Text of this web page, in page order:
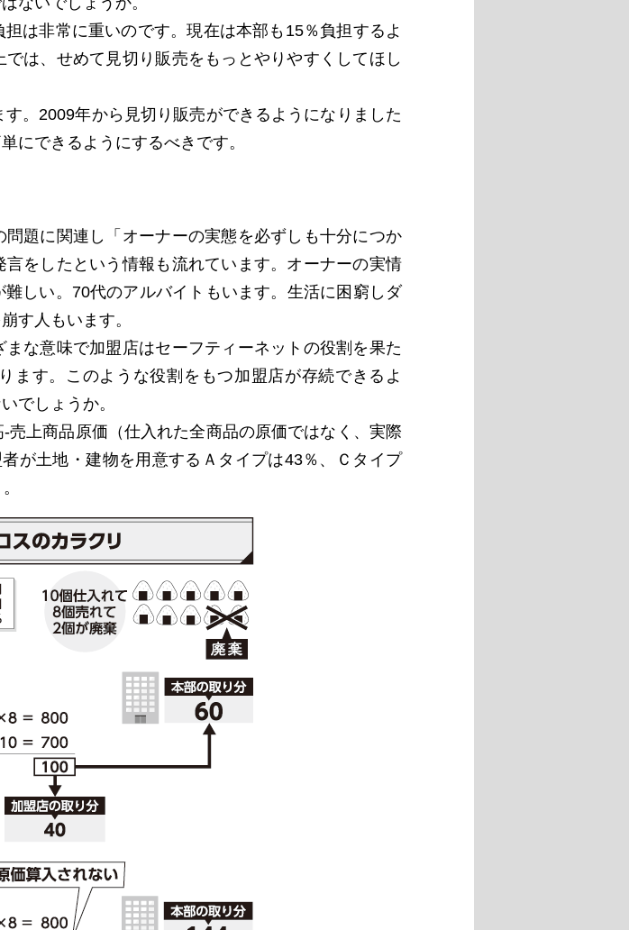
は非常に重いのです。現在は本部も15％負担するよ
は、せめて見切り販売をもっとやりやすくしてほし
。2009年から見切り販売ができるようになりました
にできるようにするべきです。
題に関連し「オーナーの実態を必ずしも十分につか
をしたという情報も流れています。オーナーの実情
しい。70代のアルバイトもいます。生活に困窮しダ
す人もいます。
な意味で加盟店はセーフティーネットの役割を果た
ます。このような役割をもつ加盟店が存続できるよ
でしょうか。
上商品原価（仕入れた全商品の原価ではなく、実際
が土地・建物を用意するＡタイプは43％、Ｃタイプ